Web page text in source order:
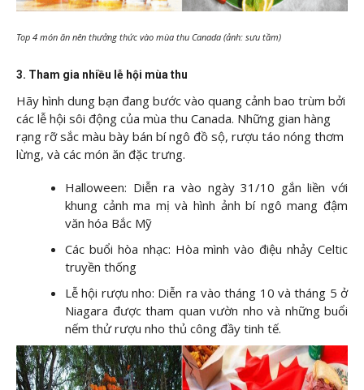
Top 4 món ăn nên thưởng thức vào mùa thu Canada (ảnh: sưu tầm)
3. Tham gia nhiều lễ hội mùa thu
Hãy hình dung bạn đang bước vào quang cảnh bao trùm bởi
các lễ hội sôi động của mùa thu Canada. Những gian hàng
rạng rỡ sắc màu bày bán bí ngô đồ sộ, rượu táo nóng thơm
lừng, và các món ăn đặc trưng.
Halloween: Diễn ra vào ngày 31/10 gắn liền với
khung cảnh ma mị và hình ảnh bí ngô mang đậm
văn hóa Bắc Mỹ
Các buổi hòa nhạc: Hòa mình vào điệu nhảy Celtic
truyền thống
Lễ hội rượu nho: Diễn ra vào tháng 10 và tháng 5 ở
Niagara được tham quan vườn nho và những buổi
nếm thử rượu nho thủ công đầy tinh tế.